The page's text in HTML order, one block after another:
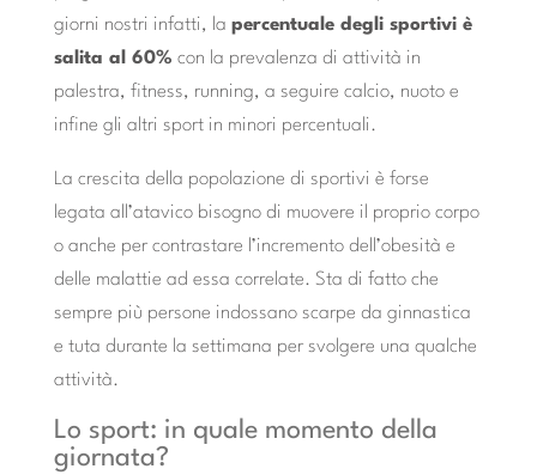
giorni nostri infatti, la percentuale degli sportivi è
salita al 60% con la prevalenza di attività in
palestra, fitness, running, a seguire calcio, nuoto e
infine gli altri sport in minori percentuali.
La crescita della popolazione di sportivi è forse
legata all’atavico bisogno di muovere il proprio corpo
o anche per contrastare l’incremento dell’obesità e
delle malattie ad essa correlate. Sta di fatto che
sempre più persone indossano scarpe da ginnastica
e tuta durante la settimana per svolgere una qualche
attività.
Lo sport: in quale momento della
giornata?